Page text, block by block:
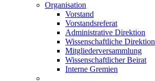
Organisation
Vorstand
Vorstandsreferat
Administrative Direktion
Wissenschaftliche Direktion
Mitgliederversammlung
Wissenschaftlicher Beirat
Interne Gremien